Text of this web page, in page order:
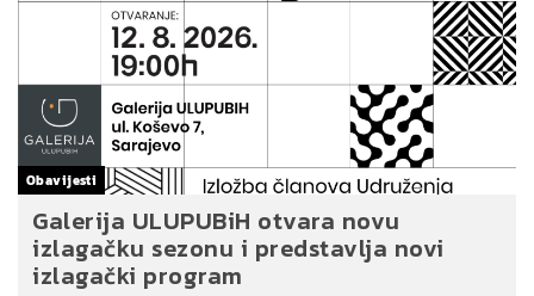
Obavijesti
Galerija ULUPUBiH otvara novu
izlagačku sezonu i predstavlja novi
izlagački program